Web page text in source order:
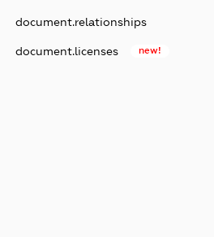
document.relationships
document.licenses new!